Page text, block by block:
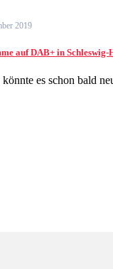
2019
auf DAB+ in Schleswig-
es schon bald